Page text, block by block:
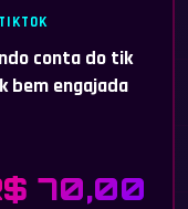
TIKTOK
conta do tik
bem engajada
70,00